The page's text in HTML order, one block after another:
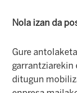
Nola izan da
Gure
garrantziarekin
ditugun